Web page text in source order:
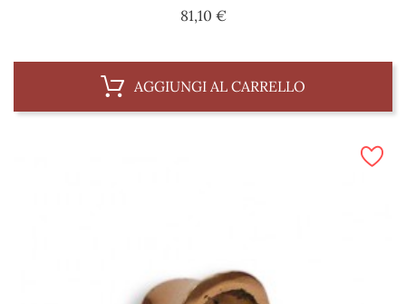
81,10 €Prezzo
AGGIUNGI AL CARRELLO